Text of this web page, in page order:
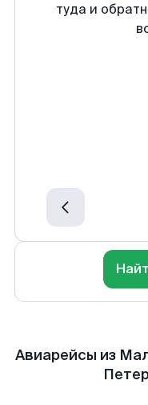
туда и
Авиарейсы из